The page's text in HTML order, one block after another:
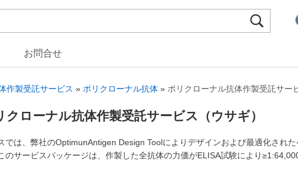

お問合せ
作製受託サービス » ポリクローナル抗体 » ポリクローナル抗体作製受託サー
クローナル抗体作製受託サービス（ウサギ）
では、弊社のOptimunAntigen Design Toolによりデザインおよび最適化され
のサービスパッケージは、作製した全抗体の力価がELISA試験により